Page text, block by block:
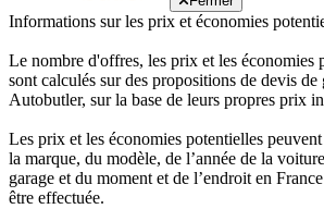
Informations sur les prix et économies
Le nombre d'offres, les prix et les économies
sont calculés sur des propositions de devis de
Autobutler, sur la base de leurs propres prix
Les prix et les économies potentielles
la marque, du modèle, de l’année de la
garage et du moment et de l’endroit en
être effectuée.